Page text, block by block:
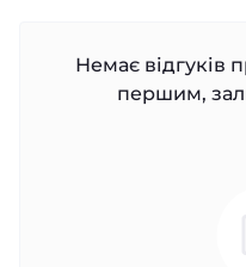
Немає відгуків
першим,